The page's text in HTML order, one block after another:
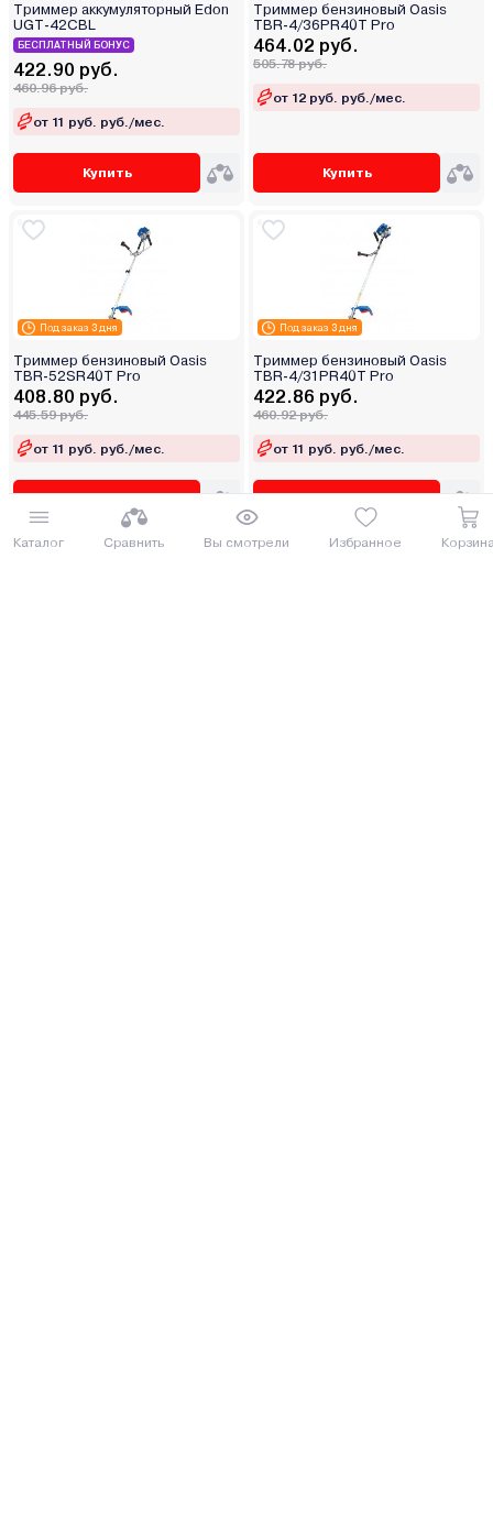
Каталог Сравнить Вы смотрели Избранное
Триммер аккумуляторный Edon
UGT-42СBL
БЕСПЛАТНЫЙ БОНУС
422.90 руб.
460.96 руб.
от 11 руб. руб./мес.
Купить
Триммер бензиновый Oasis
TBR-4/36PR40T Pro
464.02 руб.
505.78 руб.
от 12 руб. руб./мес.
Купить
Под заказ 3 дня
Триммер бензиновый Oasis
TBR-52SR40T Pro
408.80 руб.
445.59 руб.
от 11 руб. руб./мес.
Купить
Под заказ 3 дня
Триммер бензиновый Oasis
TBR-4/31PR40T Pro
422.86 руб.
460.92 руб.
от 11 руб. руб./мес.
Купить